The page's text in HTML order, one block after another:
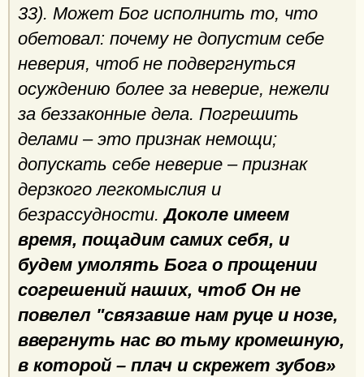
33). Может Бог исполнить то, что
обетовал: почему не допустим себе
неверия, чтоб не подвергнуться
осуждению более за неверие, нежели
за беззаконные дела. Погрешить
делами – это признак немощи;
допускать себе неверие – признак
дерзкого легкомыслия и
безрассудности.Доколе имеем
время, пощадим самих себя, и
будем умолять Бога о прощении
согрешений наших, чтоб Он не
повелел "связавше нам руце и нозе,
ввергнуть нас во тьму кромешную,
в которой – плач и скрежет зубов»